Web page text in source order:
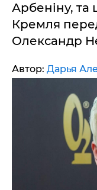
Арбеніну,
Кремля
Олександр
Автор: Дарья